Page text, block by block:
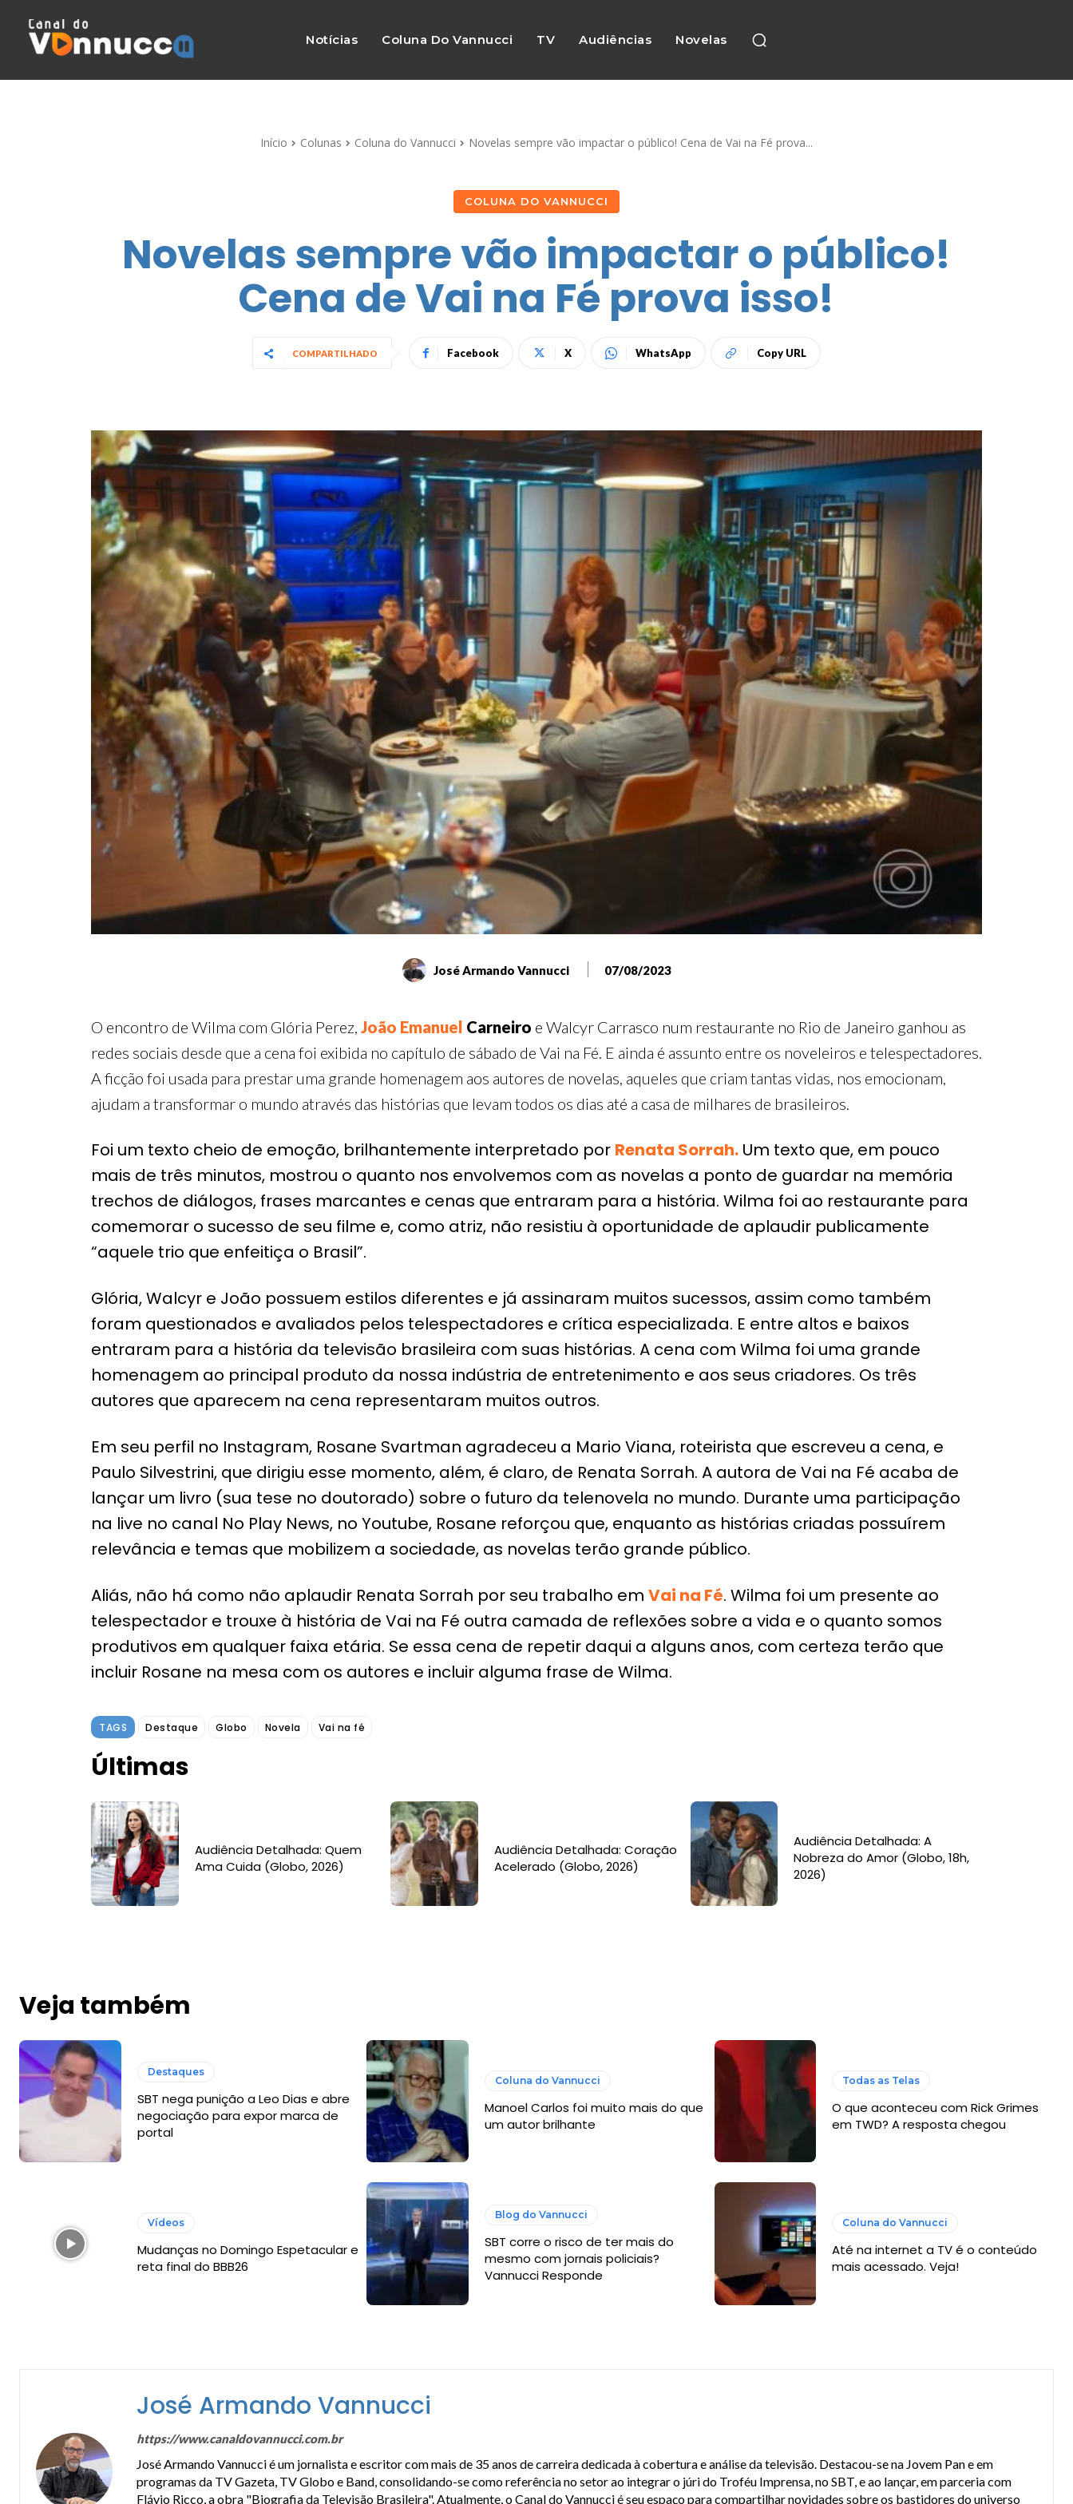
Notícias Coluna Do Vannucci TV Audiências Novelas
Início Colunas Coluna do Vannucci Novelas sempre vão impactar o público! Cena de Vai na Fé prova...
COLUNA DO VANNUCCI
Novelas sempre vão impactar o público!
Cena de Vai na Fé prova isso!
COMPARTILHADO Facebook X WhatsApp Copy URL
José Armando Vannucci 07/08/2023
O encontro de Wilma com Glória Perez, João Emanuel Carneiro e Walcyr Carrasco num restaurante no Rio de Janeiro ganhou as
redes sociais desde que a cena foi exibida no capítulo de sábado de Vai na Fé. E ainda é assunto entre os noveleiros e telespectadores.
A ficção foi usada para prestar uma grande homenagem aos autores de novelas, aqueles que criam tantas vidas, nos emocionam,
ajudam a transformar o mundo através das histórias que levam todos os dias até a casa de milhares de brasileiros.
Foi um texto cheio de emoção, brilhantemente interpretado por Renata Sorrah. Um texto que, em pouco
mais de três minutos, mostrou o quanto nos envolvemos com as novelas a ponto de guardar na memória
trechos de diálogos, frases marcantes e cenas que entraram para a história. Wilma foi ao restaurante para
comemorar o sucesso de seu filme e, como atriz, não resistiu à oportunidade de aplaudir publicamente
“aquele trio que enfeitiça o Brasil”.
Glória, Walcyr e João possuem estilos diferentes e já assinaram muitos sucessos, assim como também
foram questionados e avaliados pelos telespectadores e crítica especializada. E entre altos e baixos
entraram para a história da televisão brasileira com suas histórias. A cena com Wilma foi uma grande
homenagem ao principal produto da nossa indústria de entretenimento e aos seus criadores. Os três
autores que aparecem na cena representaram muitos outros.
Em seu perfil no Instagram, Rosane Svartman agradeceu a Mario Viana, roteirista que escreveu a cena, e
Paulo Silvestrini, que dirigiu esse momento, além, é claro, de Renata Sorrah. A autora de Vai na Fé acaba de
lançar um livro (sua tese no doutorado) sobre o futuro da telenovela no mundo. Durante uma participação
na live no canal No Play News, no Youtube, Rosane reforçou que, enquanto as histórias criadas possuírem
relevância e temas que mobilizem a sociedade, as novelas terão grande público.
Aliás, não há como não aplaudir Renata Sorrah por seu trabalho em Vai na Fé. Wilma foi um presente ao
telespectador e trouxe à história de Vai na Fé outra camada de reflexões sobre a vida e o quanto somos
produtivos em qualquer faixa etária. Se essa cena de repetir daqui a alguns anos, com certeza terão que
incluir Rosane na mesa com os autores e incluir alguma frase de Wilma.
TAGS Destaque Globo Novela Vai na fé
Últimas
Audiência Detalhada: Quem
Ama Cuida (Globo, 2026)
Audiência Detalhada: Coração
Acelerado (Globo, 2026)
Audiência Detalhada: A
Nobreza do Amor (Globo, 18h,
2026)
Veja também
Destaques
SBT nega punição a Leo Dias e abre
negociação para expor marca de
portal
Coluna do Vannucci
Manoel Carlos foi muito mais do que
um autor brilhante
Todas as Telas
O que aconteceu com Rick Grimes
em TWD? A resposta chegou
Vídeos
Mudanças no Domingo Espetacular e
reta final do BBB26
Blog do Vannucci
SBT corre o risco de ter mais do
mesmo com jornais policiais?
Vannucci Responde
Coluna do Vannucci
Até na internet a TV é o conteúdo
mais acessado. Veja!
José Armando Vannucci
https://www.canaldovannucci.com.br
José Armando Vannucci é um jornalista e escritor com mais de 35 anos de carreira dedicada à cobertura e análise da televisão. Destacou-se na Jovem Pan e em
programas da TV Gazeta, TV Globo e Band, consolidando-se como referência no setor ao integrar o júri do Troféu Imprensa, no SBT, e ao lançar, em parceria com
Flávio Ricco, a obra "Biografia da Televisão Brasileira". Atualmente, o Canal do Vannucci é seu espaço para compartilhar novidades sobre os bastidores do universo